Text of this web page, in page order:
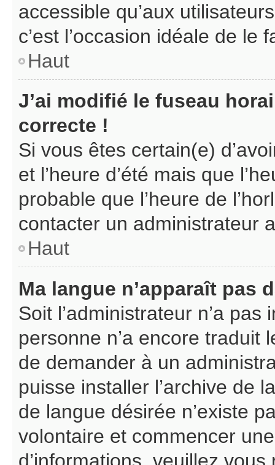
accessible qu’aux
c’est l’occasion idéale de le
Haut
J’ai modifié le fuseau
correcte !
Si vous êtes certain(e)
et l’heure d’été mais que
probable que l’heure de
contacter un administrateur
Haut
Ma langue n’apparaît pas
Soit l’administrateur n’a
personne n’a encore traduit
de demander à un
puisse installer l’archive de
de langue désirée n’existe
volontaire et commencer
d’informations, veuillez